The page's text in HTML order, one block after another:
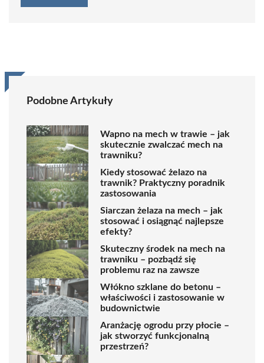
Podobne Artykuły
Wapno na mech w trawie – jak
skutecznie zwalczać mech na
trawniku?
Kiedy stosować żelazo na
trawnik? Praktyczny poradnik
zastosowania
Siarczan żelaza na mech – jak
stosować i osiągnąć najlepsze
efekty?
Skuteczny środek na mech na
trawniku – pozbądź się
problemu raz na zawsze
Włókno szklane do betonu –
właściwości i zastosowanie w
budownictwie
Aranżację ogrodu przy płocie –
jak stworzyć funkcjonalną
przestrzeń?